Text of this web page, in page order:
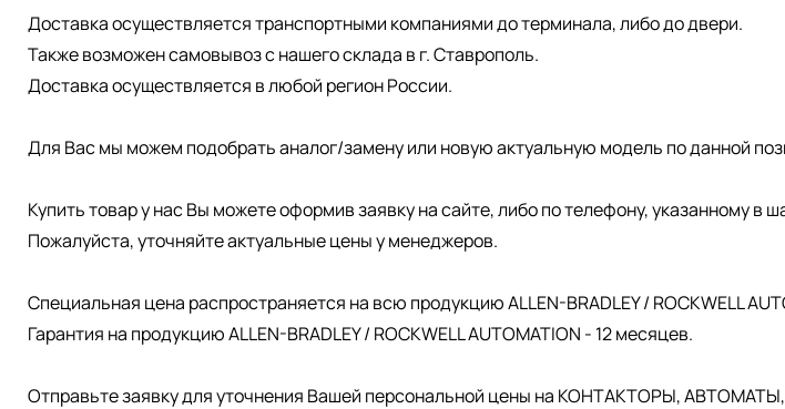
Доставка осуществляется транспортными компаниями до терминала, либо до двери.
Также возможен самовывоз с нашего склада в г. Ставрополь.
Доставка осуществляется в любой регион России.
Для Вас мы можем подобрать аналог/замену или новую актуальную модель по данной
Купить товар у нас Вы можете оформив заявку на сайте, либо по телефону, указанному
Пожалуйста, уточняйте актуальные цены у менеджеров.
Специальная цена распространяется на всю продукцию ALLEN-BRADLEY / ROCKWELL
Гарантия на продукцию ALLEN-BRADLEY / ROCKWELL AUTOMATION - 12 месяцев.
Отправьте заявку для уточнения Вашей персональной цены на КОНТАКТОРЫ,